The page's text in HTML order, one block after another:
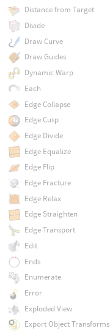
Distance from Target
Divide
Draw Curve
Draw Guides
Dynamic Warp
Each
Edge Collapse
Edge Cusp
Edge Divide
Edge Equalize
Edge Flip
Edge Fracture
Edge Relax
Edge Straighten
Edge Transport
Edit
Ends
Enumerate
Error
Exploded View
Export Object Transforms